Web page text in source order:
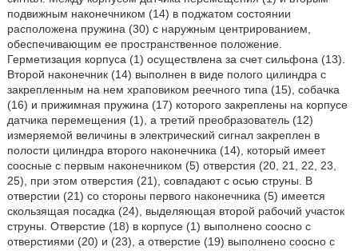
подвижным наконечником (14) в поджатом состоянии
расположена пружина (30) с наружным центрированием,
обеспечивающим ее пространственное положение.
Герметизация корпуса (1) осуществлена за счет сильфона (13).
Второй наконечник (14) выполнен в виде полого цилиндра с
закрепленным на нем храповиком реечного типа (15), собачка
(16) и прижимная пружина (17) которого закреплены на корпусе
датчика перемещения (1), а третий преобразователь (12)
измеряемой величины в электрический сигнал закреплен в
полости цилиндра второго наконечника (14), который имеет
соосные с первым наконечником (5) отверстия (20, 21, 22, 23,
25), при этом отверстия (21), совпадают с осью струны. В
отверстии (21) со стороны первого наконечника (5) имеется
скользящая посадка (24), выделяющая второй рабочий участок
струны. Отверстие (18) в корпусе (1) выполнено соосно с
отверстиями (20) и (23), а отверстие (19) выполнено соосно с